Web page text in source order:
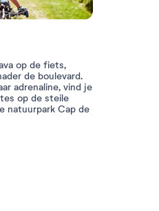
op de fiets,
de boulevard.
adrenaline, vind je
op de steile
natuurpark Cap de